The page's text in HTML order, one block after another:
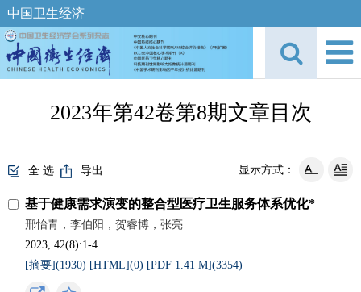
中国卫生经济
2023年第42卷第8期文章目次
全 选 导出 显示方式：
基于健康需求演变的整合型医疗卫生服务体系优化*
邢怡青，李伯阳，贺睿博，张亮
2023, 42(8):1-4.
[摘要](1930) [HTML](0) [PDF 1.41 M](3354)